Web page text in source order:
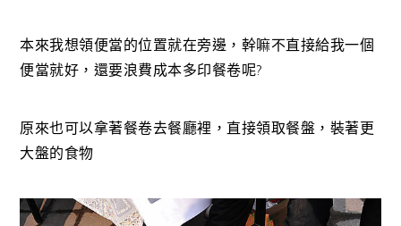
本來我想領便當的位置就在旁邊，幹嘛不直接給我一個
便當就好，還要浪費成本多印餐卷呢?
原來也可以拿著餐卷去餐廳裡，直接領取餐盤，裝著更
大盤的食物